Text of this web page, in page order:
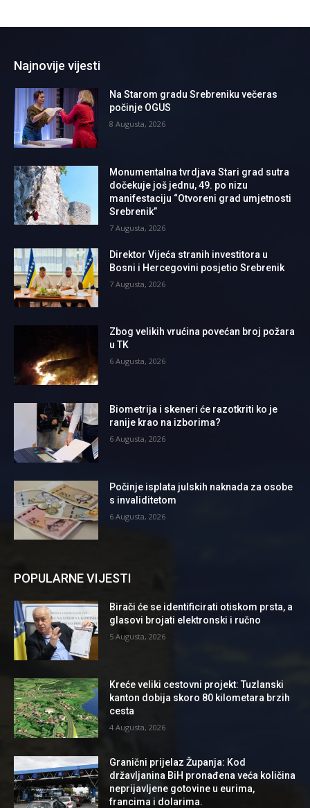
Najnovije vijesti
Na Starom gradu Srebreniku večeras
počinje OGUS
8 Augusta, 2026
Monumentalna tvrdjava Stari grad sutra
dočekuje još jednu, 49. po nizu
manifestaciju “Otvoreni grad umjetnosti
Srebrenik”
7 Augusta, 2026
Direktor Vijeća stranih investitora u
Bosni i Hercegovini posjetio Srebrenik
7 Augusta, 2026
Zbog velikih vrućina povećan broj požara
u TK
6 Augusta, 2026
Biometrija i skeneri će razotkriti ko je
ranije krao na izborima?
6 Augusta, 2026
Počinje isplata julskih naknada za osobe
s invaliditetom
6 Augusta, 2026
POPULARNE VIJESTI
Birači će se identificirati otiskom prsta, a
glasovi brojati elektronski i ručno
5 Augusta, 2026
Kreće veliki cestovni projekt: Tuzlanski
kanton dobija skoro 80 kilometara brzih
cesta
4 Augusta, 2026
Granični prijelaz Županja: Kod
državljanina BiH pronađena veća količina
neprijavljene gotovine u eurima,
francima i dolarima.